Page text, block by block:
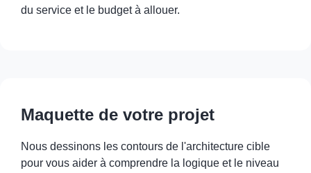
du service et le budget à allouer.
Maquette de votre projet
Nous dessinons les contours de l'architecture cible
pour vous aider à comprendre la logique et le niveau